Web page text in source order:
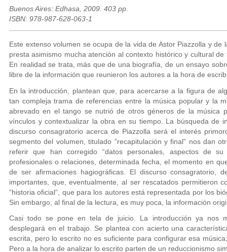
Buenos Aires: Edhasa, 2009. 403 pp.
ISBN: 978-987-628-063-1
Este extenso volumen se ocupa de la vida de Astor Piazzolla y
presta asimismo mucha atención al contexto histórico y cultural
En realidad se trata, más que de una biografía, de un ensayo
libre de la información que reunieron los autores a la hora de
En la introducción, plantean que, para acercarse a la figura de
tan compleja trama de referencias entre la música popular y la
abrevado en el tango se nutrió de otros géneros de la música
vínculos y contextualizar la obra en su tiempo. La búsqueda de
discurso consagratorio acerca de Piazzolla será el interés
segmento del volumen, titulado “recapitulación y final” nos dan
referir que han corregido “datos personales, aspectos de su
profesionales o relaciones, determinada fecha, el momento en
de ser afirmaciones hagiográficas. El discurso consagratorio,
importantes, que, eventualmente, al ser rescatados permitieron
“historia oficial”, que para los autores está representada por los
Sin embargo, al final de la lectura, es muy poca, la información
Casi todo se pone en tela de juicio. La introducción ya nos
desplegará en el trabajo. Se plantea con acierto una
escrita, pero lo escrito no es suficiente para configurar esa
Pero a la hora de analizar lo escrito parten de un reduccionismo